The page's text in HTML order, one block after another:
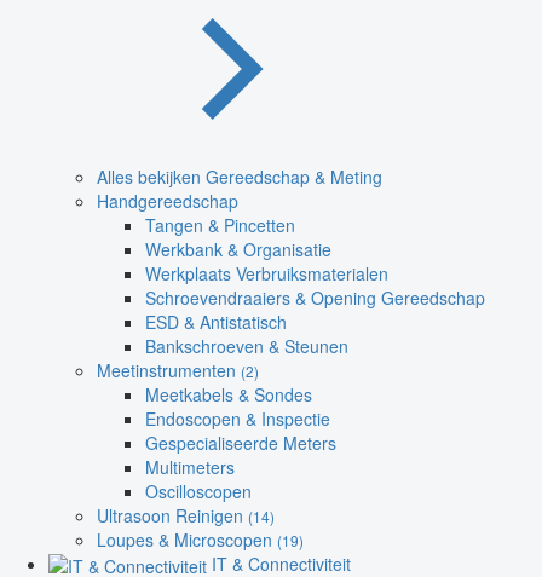
Alles bekijken Gereedschap & Meting
Handgereedschap
Tangen & Pincetten
Werkbank & Organisatie
Werkplaats Verbruiksmaterialen
Schroevendraaiers & Opening Gereedschap
ESD & Antistatisch
Bankschroeven & Steunen
Meetinstrumenten (2)
Meetkabels & Sondes
Endoscopen & Inspectie
Gespecialiseerde Meters
Multimeters
Oscilloscopen
Ultrasoon Reinigen (14)
Loupes & Microscopen (19)
IT & Connectiviteit